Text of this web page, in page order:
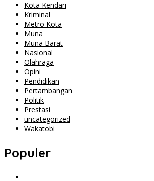
Kota Kendari
Kriminal
Metro Kota
Muna
Muna Barat
Nasional
Olahraga
Opini
Pendidikan
Pertambangan
Politik
Prestasi
uncategorized
Wakatobi
Populer